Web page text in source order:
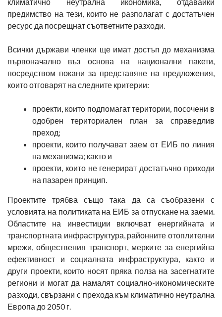
предимство на тези, които не разполагат с достатъчен
ресурс да посрещнат съответните разходи.
Всички държави членки ще имат достъп до механизма
първоначално въз основа на национални пакети,
посредством покани за представяне на предложения,
които отговарят на следните критерии:
проекти, които подпомагат територии, посочени в
одобрен териториален план за справедлив
преход;
проекти, които получават заем от ЕИБ по линия
на механизма; както и
проекти, които не генерират достатъчно приходи
на пазарен принцип.
Проектите трябва също така да са съобразени с
условията на политиката на ЕИБ за отпускане на заеми.
Областите на инвестиции включват енергийната и
транспортната инфраструктура, районните отоплителни
мрежи, обществения транспорт, мерките за енергийна
ефективност и социалната инфраструктура, както и
други проекти, които носят пряка полза на засегнатите
региони и могат да намалят социално-икономическите
разходи, свързани с прехода към климатично неутрална
Европа до 2050 г.